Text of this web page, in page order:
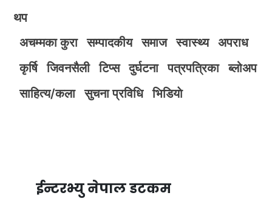
थप
अचम्मका कुरा
सम्पादकीय समाज स्वास्थ्य
अपराध
कृर्षि
जिवनसैली टिप्स दुर्घटना पत्रपत्रिका
ब्लोअप
साहित्य/कला
सुचना प्रविधि भिडियाे
ईन्टरभ्यु नेपाल डटकम